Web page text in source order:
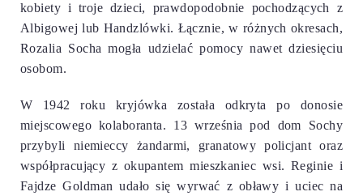
kobiety i troje dzieci, prawdopodobnie pochodzących z
Albigowej lub Handzlówki. Łącznie, w różnych okresach,
Rozalia Socha mogła udzielać pomocy nawet dziesięciu
osobom.
W 1942 roku kryjówka została odkryta po donosie
miejscowego kolaboranta. 13 września pod dom Sochy
przybyli niemieccy żandarmi, granatowy policjant oraz
współpracujący z okupantem mieszkaniec wsi. Reginie i
Fajdze Goldman udało się wyrwać z obławy i uciec na